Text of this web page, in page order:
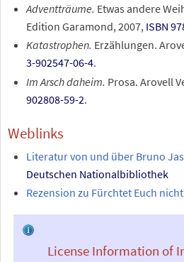
Adventträume. Etwas andere
Edition Garamond, 2007, ISBN
Katastrophen. Erzählungen.
3-902547-06-4.
Im Arsch daheim. Prosa. Arovell
902808-59-2.
Weblinks
Literatur von und über Bruno
Deutschen Nationalbibliothek
Rezension zu Fürchtet Euch nicht
License Information of